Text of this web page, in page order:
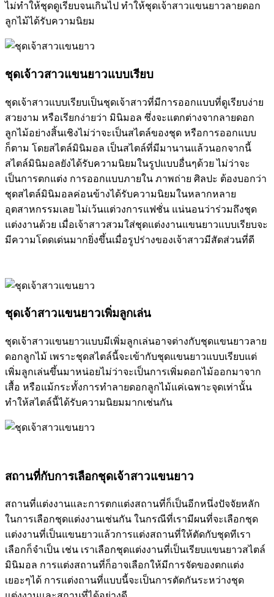
ไม่ทำให้ชุดดูเรียบจนเกินไป ทำให้ชุดเจ้าสาวแขนยาวลายดอก
ลูกไม้ได้รับความนิยม
ชุดเจ้าวสาวแขนยาวแบบเรียบ
ชุดเจ้าสาวแบบเรียบเป็นชุดเจ้าสาวที่มีการออกแบบที่ดูเรียบง่าย
สวยงาม หรือเรียกง่ายว่า มินิมอล ซึ่งจะแตกต่างจากลายดอก
ลูกไม้อย่างสิ้นเชิงไม่ว่าจะเป็นสไตล์ของชุด หรือการออกแบบ
ก็ตาม โดยสไตล์มินิมอล เป็นสไตล์ที่มีมานานแล้วนอกจากนี้
สไตล์มินิมอลยังได้รับความนิยมในรูปแบบอื่นๆด้วย ไม่ว่าจะ
เป็นการตกแต่ง การออกแบบภายใน ภาพถ่าย ศิลปะ ต้องบอกว่า
ชุดสไตล์มินิมอลค่อนข้างได้รับความนิยมในหลากหลาย
อุตสาหกรรมเลย ไม่เว้นแต่วงการแฟชั่น แน่นอนว่าร่วมถึงชุด
แต่งงานด้วย เมื่อเจ้าสาวสวมใส่ชุดแต่งงานแขนยาวแบบเรียบจะ
มีความโดดเด่นมากยิ่งขึ้นเมื่อรูปร่างของเจ้าสาวมีสัดส่วนที่ดี
ชุดเจ้าสาวแขนยาวเพิ่มลูกเล่น
ชุดเจ้าสาวแขนยาวแบบมีเพิ่มลูกเล่นอาจต่างกับชุดแขนยาวลาย
ดอกลูกไม้ เพราะชุดสไตล์นี้จะเข้ากับชุดแขนยาวแบบเรียบแต่
เพิ่มลูกเล่นขึ้นมาหน่อยไม่ว่าจะเป็นการเพิ่มดอกไม้ออกมาจาก
เสื้อ หรือแม้กระทั้งการทำลายดอกลูกไม้แค่เฉพาะจุดเท่านั้น
ทำให้สไตล์นี้ได้รับความนิยมมากเช่นกัน
สถานที่กับการเลือกชุดเจ้าสาวแขนยาว
สถานที่แต่งงานและการตกแต่งสถานที่ก็เป็นอีกหนึ่งปัจจัยหลัก
ในการเลือกชุดแต่งงานเช่นกัน ในกรณีที่เรามีผนที่จะเลือกชุด
แต่งงานที่เป็นแขนยาวแล้วการแต่งสถานที่ให้ตัดกับชุดทีเรา
เลือกก็จำเป็น เช่น เราเลือกชุดแต่งงานที่เป็นเรียบแขนยาวสไตล์
มินิมอล การแต่งสถานที่ก็อาจเลือกให้มีการจัดของตกแต่ง
เยอะๆได้ การแต่งถานที่แบบนี้จะเป็นการตัดกันระหว่างชุด